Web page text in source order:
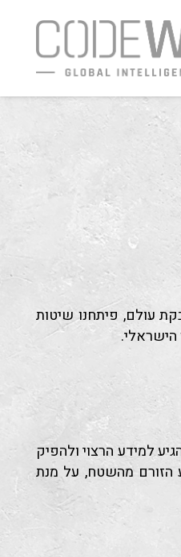
עולם, פיתחנו שיטות
הישראלי.
למידע הרצוי ולהפיק
הזורם מהשטח, על מנת